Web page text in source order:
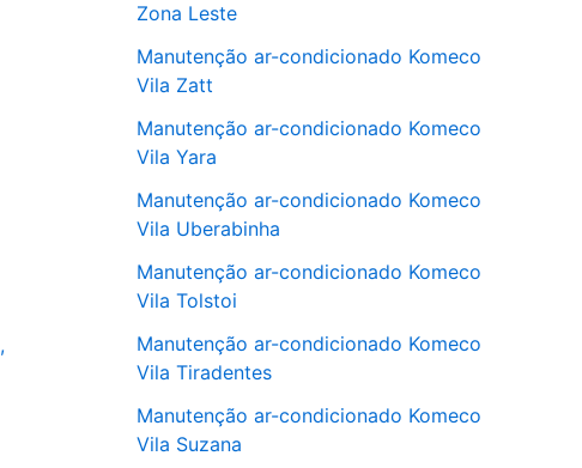
,
Zona Leste
Manutenção ar-condicionado Komeco
Vila Zatt
Manutenção ar-condicionado Komeco
Vila Yara
Manutenção ar-condicionado Komeco
Vila Uberabinha
Manutenção ar-condicionado Komeco
Vila Tolstoi
Manutenção ar-condicionado Komeco
Vila Tiradentes
Manutenção ar-condicionado Komeco
Vila Suzana